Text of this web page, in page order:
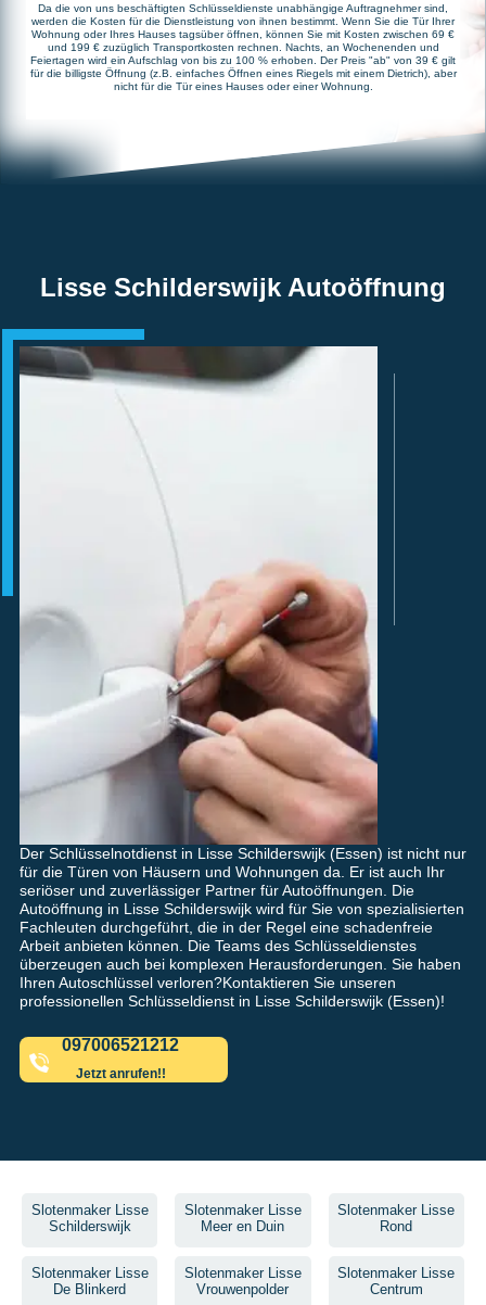
Da die von uns beschäftigten Schlüsseldienste unabhängige Auftragnehmer sind,
werden die Kosten für die Dienstleistung von ihnen bestimmt. Wenn Sie die Tür Ihrer
Wohnung oder Ihres Hauses tagsüber öffnen, können Sie mit Kosten zwischen 69 €
und 199 € zuzüglich Transportkosten rechnen. Nachts, an Wochenenden und
Feiertagen wird ein Aufschlag von bis zu 100 % erhoben. Der Preis "ab" von 39 € gilt
für die billigste Öffnung (z.B. einfaches Öffnen eines Riegels mit einem Dietrich), aber
nicht für die Tür eines Hauses oder einer Wohnung.
Lisse Schilderswijk Autoöffnung
Der Schlüsselnotdienst in Lisse Schilderswijk (Essen) ist nicht nur
für die Türen von Häusern und Wohnungen da. Er ist auch Ihr
seriöser und zuverlässiger Partner für Autoöffnungen. Die
Autoöffnung in Lisse Schilderswijk wird für Sie von spezialisierten
Fachleuten durchgeführt, die in der Regel eine schadenfreie
Arbeit anbieten können. Die Teams des Schlüsseldienstes
überzeugen auch bei komplexen Herausforderungen. Sie haben
Ihren Autoschlüssel verloren?Kontaktieren Sie unseren
professionellen Schlüsseldienst in Lisse Schilderswijk (Essen)!
097006521212
Jetzt anrufen!!
Slotenmaker Lisse
Schilderswijk
Slotenmaker Lisse
Meer en Duin
Slotenmaker Lisse
Rond
Slotenmaker Lisse
De Blinkerd
Slotenmaker Lisse
Vrouwenpolder
Slotenmaker Lisse
Centrum